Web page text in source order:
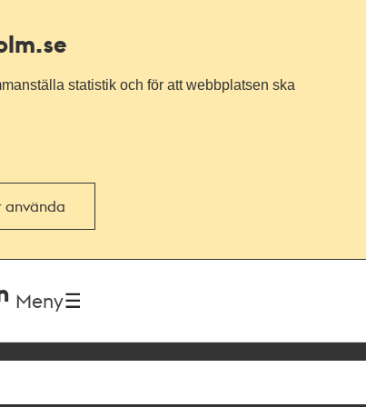
statistik och för att webbplatsen ska
använda
Meny